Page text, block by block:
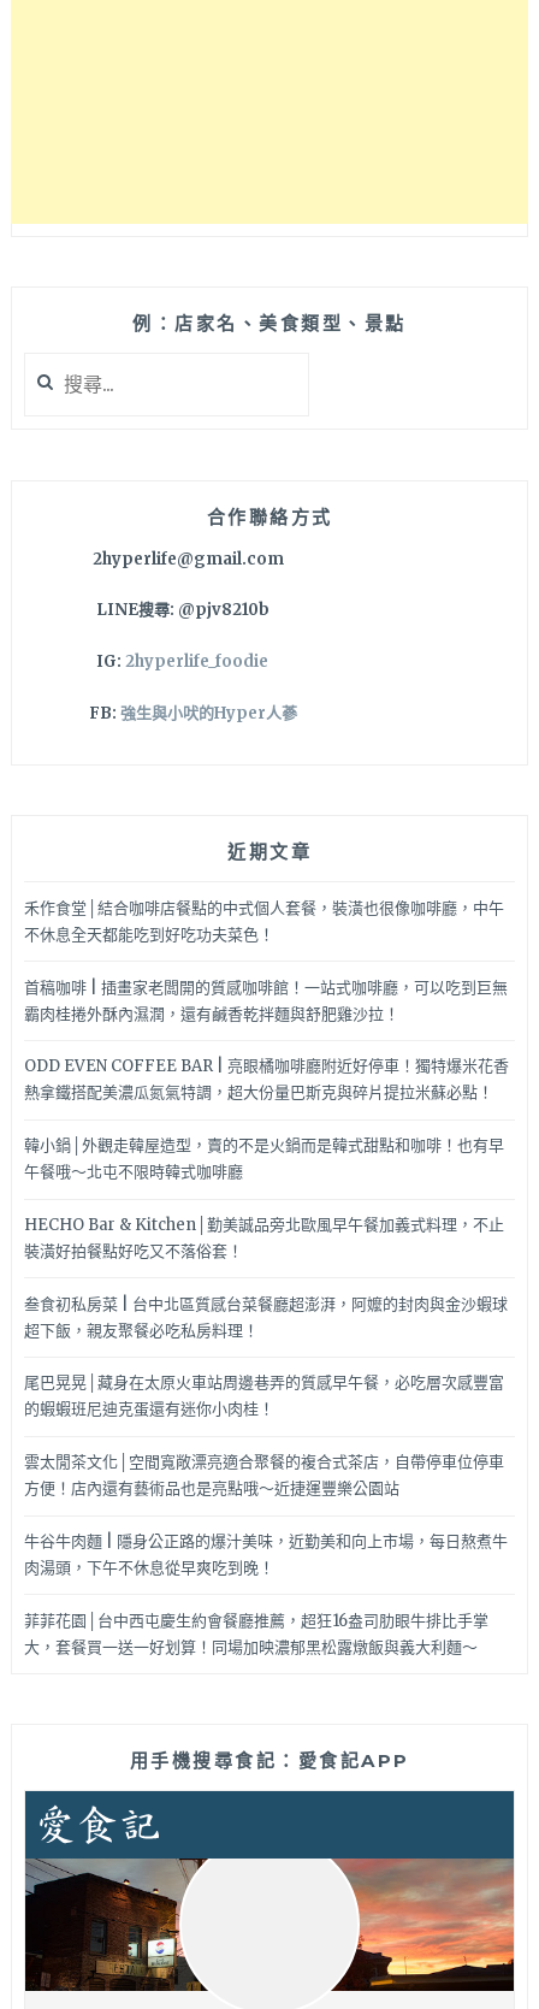
例：店家名、美食類型、景點
尋
合作聯絡方式
2hyperlife@gmail.com
LINE搜尋: @pjv8210b
IG: 2hyperlife_foodie
FB: 強生與小吠的Hyper人蔘
近期文章
禾作食堂│結合咖啡店餐點的中式個人套餐，裝潢也很像咖啡廳，中午
不休息全天都能吃到好吃功夫菜色！
首稿咖啡 | 插畫家老闆開的質感咖啡館！一站式咖啡廳，可以吃到巨無
霸肉桂捲外酥內濕潤，還有鹹香乾拌麵與舒肥雞沙拉！
ODD EVEN COFFEE BAR | 亮眼橘咖啡廳附近好停車！獨特爆米花香
熱拿鐵搭配美濃瓜氮氣特調，超大份量巴斯克與碎片提拉米蘇必點！
韓小鍋│外觀走韓屋造型，賣的不是火鍋而是韓式甜點和咖啡！也有早
午餐哦～北屯不限時韓式咖啡廳
HECHO Bar & Kitchen│勤美誠品旁北歐風早午餐加義式料理，不止
裝潢好拍餐點好吃又不落俗套！
叁食初私房菜 | 台中北區質感台菜餐廳超澎湃，阿嬤的封肉與金沙蝦球
超下飯，親友聚餐必吃私房料理！
尾巴晃晃│藏身在太原火車站周邊巷弄的質感早午餐，必吃層次感豐富
的蝦蝦班尼迪克蛋還有迷你小肉桂！
雲太閒茶文化│空間寬敞漂亮適合聚餐的複合式茶店，自帶停車位停車
方便！店內還有藝術品也是亮點哦～近捷運豐樂公園站
牛谷牛肉麵 | 隱身公正路的爆汁美味，近勤美和向上市場，每日熬煮牛
肉湯頭，下午不休息從早爽吃到晚！
菲菲花園│台中西屯慶生約會餐廳推薦，超狂16盎司肋眼牛排比手掌
大，套餐買一送一好划算！同場加映濃郁黑松露燉飯與義大利麵～
用手機搜尋食記：愛食記APP